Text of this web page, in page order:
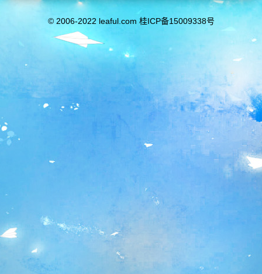
© 2006-2022 leaful.com 桂ICP备15009338号